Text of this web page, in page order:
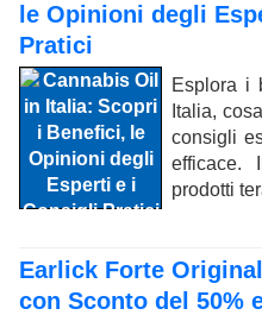
le Opinioni degli
Pratici
Esplora i
Italia,
consigli
efficace.
prodotti
Earlick Forte
con Sconto del 50%